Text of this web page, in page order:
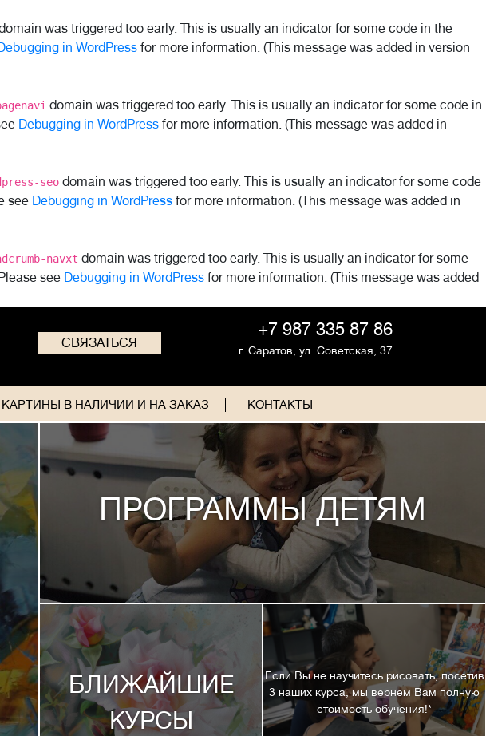
was triggered too early. This is usually an indicator for some code in the
in WordPress for more information. (This message was added in version
domain was triggered too early. This is usually an indicator for some code in
Debugging in WordPress for more information. (This message was added in
seo domain was triggered too early. This is usually an indicator for some code
see Debugging in WordPress for more information. (This message was added in
navxt domain was triggered too early. This is usually an indicator for some
see Debugging in WordPress for more information. (This message was added
СВЯЗАТЬСЯ
+7 987 335 87 86
г. Саратов, ул. Советская, 37
КАРТИНЫ В НАЛИЧИИ И НА ЗАКАЗ КОНТАКТЫ
ПРОГРАММЫ ДЕТЯМ
БЛИЖАЙШИЕ
КУРСЫ
Если Вы не научитесь рисовать, посетив
3 наших курса, мы вернем Вам полную
стоимость обучения!*